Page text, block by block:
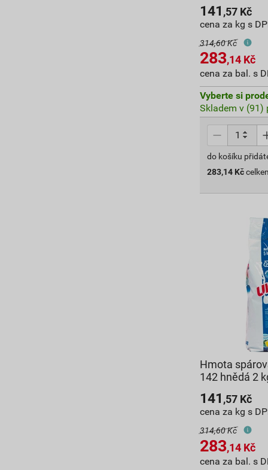
141 ,57 Kč
cena za kg s
314,60 Kč
283,14 Kč
cena za bal. s
Vyberte si
Skladem v (91)
do košíku
283,14 Kč
Hmota
142 hnědá 2
141 ,57 Kč
cena za kg s
314,60 Kč
283,14 Kč
cena za bal. s